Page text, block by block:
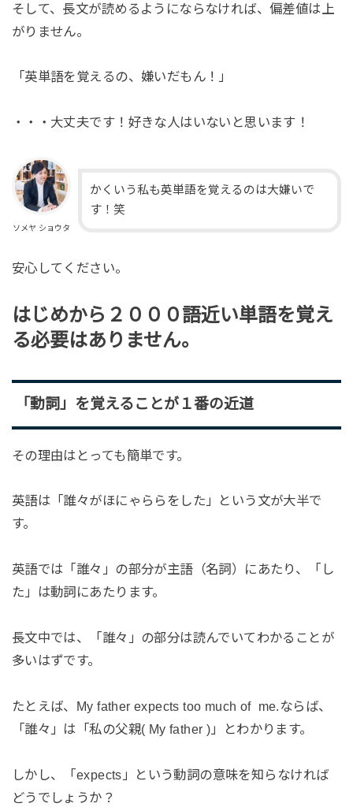
そして、長文が読めるようにならなければ、偏差値は上
がりません。
「英単語を覚えるの、嫌いだもん！」
・・・大丈夫です！好きな人はいないと思います！
ソメヤ ショウタ
かくいう私も英単語を覚えるのは大嫌いで
す！笑
安心してください。
はじめから２０００語近い単語を覚え
る必要はありません。
「動詞」を覚えることが１番の近道
その理由はとっても簡単です。
英語は「誰々がほにゃららをした」という文が大半で
す。
英語では「誰々」の部分が主語（名詞）にあたり、「し
た」は動詞にあたります。
長文中では、「誰々」の部分は読んでいてわかることが
多いはずです。
たとえば、My father expects too much of me.ならば、
「誰々」は「私の父親( My father )」とわかります。
しかし、「expects」という動詞の意味を知らなければ
どうでしょうか？